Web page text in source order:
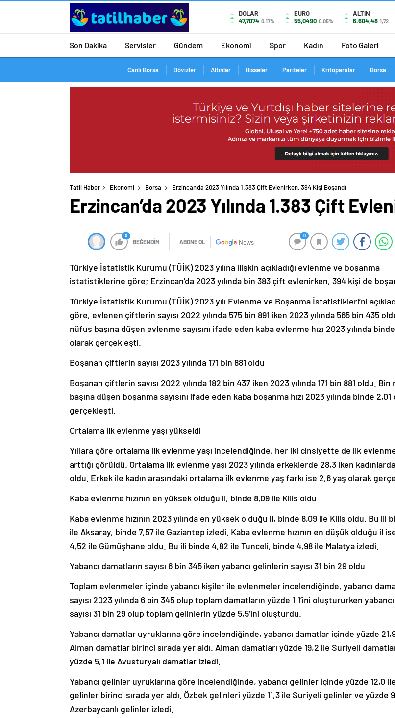
DOLAR
47,7074 0.17%
EURO
55,0490 0.05%
ALTIN
6.604,48 1,72
Son Dakika Servisler Gündem Ekonomi Spor Kadın Foto Galeri
Canlı Borsa Dövizler Altınlar Hisseler Pariteler Kritoparalar Borsa
Tatil Haber Ekonomi Borsa Erzincan’da 2023 Yılında 1.383 Çift Evlenirken, 394 Kişi Boşandı
Erzincan’da 2023 Yılında 1.383 Çift
0
BEĞENDİM ABONE OL News
0
Türkiye İstatistik Kurumu (TÜİK) 2023 yılına ilişkin açıkladığı evlenme ve boşanma
istatistiklerine göre; Erzincan’da 2023 yılında bin 383 çift evlenirken, 394 kişi de
Türkiye İstatistik Kurumu (TÜİK) 2023 yılı Evlenme ve Boşanma İstatistikleri’ni
göre, evlenen çiftlerin sayısı 2022 yılında 575 bin 891 iken 2023 yılında 565 bin 435
nüfus başına düşen evlenme sayısını ifade eden kaba evlenme hızı 2023 yılında
olarak gerçekleşti.
Boşanan çiftlerin sayısı 2023 yılında 171 bin 881 oldu
Boşanan çiftlerin sayısı 2022 yılında 182 bin 437 iken 2023 yılında 171 bin 881 oldu.
başına düşen boşanma sayısını ifade eden kaba boşanma hızı 2023 yılında binde
gerçekleşti.
Ortalama ilk evlenme yaşı yükseldi
Yıllara göre ortalama ilk evlenme yaşı incelendiğinde, her iki cinsiyette de ilk evlenme
arttığı görüldü. Ortalama ilk evlenme yaşı 2023 yılında erkeklerde 28,3 iken
oldu. Erkek ile kadın arasındaki ortalama ilk evlenme yaş farkı ise 2,6 yaş olarak
Kaba evlenme hızının en yüksek olduğu il, binde 8,09 ile Kilis oldu
Kaba evlenme hızının 2023 yılında en yüksek olduğu il, binde 8,09 ile Kilis oldu. Bu ili
ile Aksaray, binde 7,57 ile Gaziantep izledi. Kaba evlenme hızının en düşük olduğu il
4,52 ile Gümüşhane oldu. Bu ili binde 4,82 ile Tunceli, binde 4,98 ile Malatya izledi.
Yabancı damatların sayısı 6 bin 345 iken yabancı gelinlerin sayısı 31 bin 29 oldu
Toplam evlenmeler içinde yabancı kişiler ile evlenmeler incelendiğinde, yabancı
sayısı 2023 yılında 6 bin 345 olup toplam damatların yüzde 1,1’ini oluştururken
sayısı 31 bin 29 olup toplam gelinlerin yüzde 5,5’ini oluşturdu.
Yabancı damatlar uyruklarına göre incelendiğinde, yabancı damatlar içinde yüzde
Alman damatlar birinci sırada yer aldı. Alman damatları yüzde 19,2 ile Suriyeli
yüzde 5,1 ile Avusturyalı damatlar izledi.
Yabancı gelinler uyruklarına göre incelendiğinde, yabancı gelinler içinde yüzde 12,0
gelinler birinci sırada yer aldı. Özbek gelinleri yüzde 11,3 ile Suriyeli gelinler ve yüzde
Azerbaycanlı gelinler izledi.